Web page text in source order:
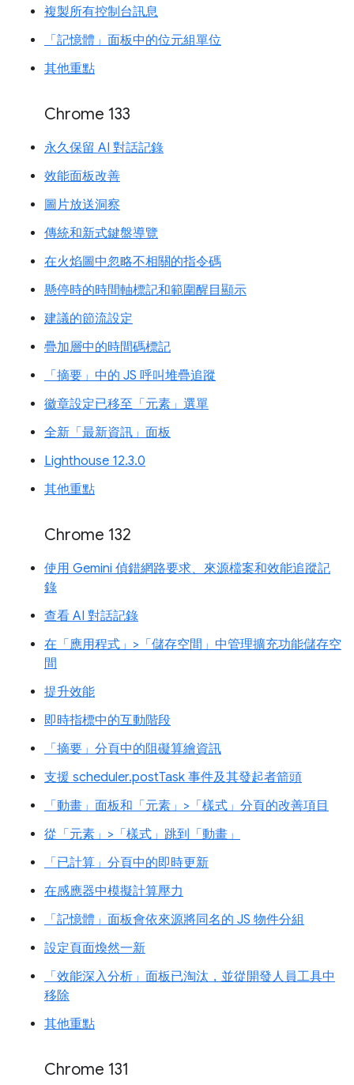
複製所有控制台訊息
「記憶體」面板中的位元組單位
其他重點
Chrome 133
永久保留 AI 對話記錄
效能面板改善
圖片放送洞察
傳統和新式鍵盤導覽
在火焰圖中忽略不相關的指令碼
懸停時的時間軸標記和範圍醒目顯示
建議的節流設定
疊加層中的時間碼標記
「摘要」中的 JS 呼叫堆疊追蹤
徽章設定已移至「元素」選單
全新「最新資訊」面板
Lighthouse 12.3.0
其他重點
Chrome 132
使用 Gemini 偵錯網路要求、來源檔案和效能追蹤記
錄
查看 AI 對話記錄
在「應用程式」>「儲存空間」中管理擴充功能儲存空
間
提升效能
即時指標中的互動階段
「摘要」分頁中的阻礙算繪資訊
支援 scheduler.postTask 事件及其發起者箭頭
「動畫」面板和「元素」>「樣式」分頁的改善項目
從「元素」>「樣式」跳到「動畫」
「已計算」分頁中的即時更新
在感應器中模擬計算壓力
「記憶體」面板會依來源將同名的 JS 物件分組
設定頁面煥然一新
「效能深入分析」面板已淘汰，並從開發人員工具中
移除
其他重點
Chrome 131